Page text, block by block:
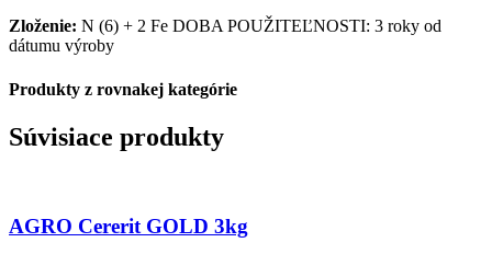
Zloženie: N (6) + 2 Fe DOBA POUŽITEĽNOSTI: 3 roky od
dátumu výroby
Produkty z rovnakej kategórie
Súvisiace produkty
AGRO Cererit GOLD 3kg